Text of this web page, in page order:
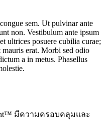
sem. Ut pulvinar ante
non. Vestibulum ante ipsum
ultrices posuere cubilia curae;
erat. Morbi sed odio
a in metus. Phasellus
มีความครอบคลุมและ